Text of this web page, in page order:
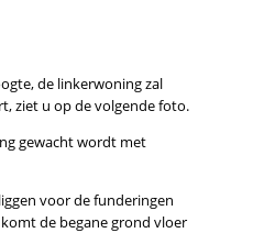
de linkerwoning zal
ziet u op de volgende foto.
gewacht wordt met
voor de funderingen
de begane grond vloer